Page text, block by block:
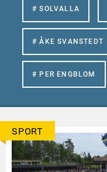
# SOLVALLA
# ÅKE SVANSTEDT
# PER ENGBLOM
SPORT